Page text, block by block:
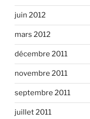
juin 2012
mars 2012
décembre 2011
novembre 2011
septembre 2011
juillet 2011